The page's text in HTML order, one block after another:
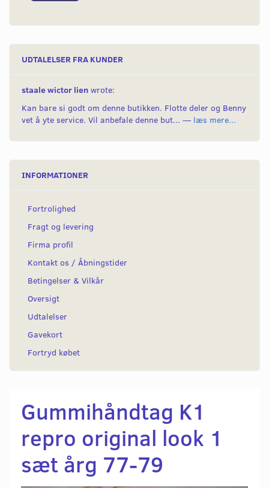
UDTALELSER FRA KUNDER
staale wictor lien wrote:
Kan bare si godt om denne butikken. Flotte deler og Benny
vet å yte service. Vil anbefale denne but... — læs mere...
INFORMATIONER
Fortrolighed
Fragt og levering
Firma profil
Kontakt os / Åbningstider
Betingelser & Vilkår
Oversigt
Udtalelser
Gavekort
Fortryd købet
Gummihåndtag K1
repro original look 1
sæt årg 77-79